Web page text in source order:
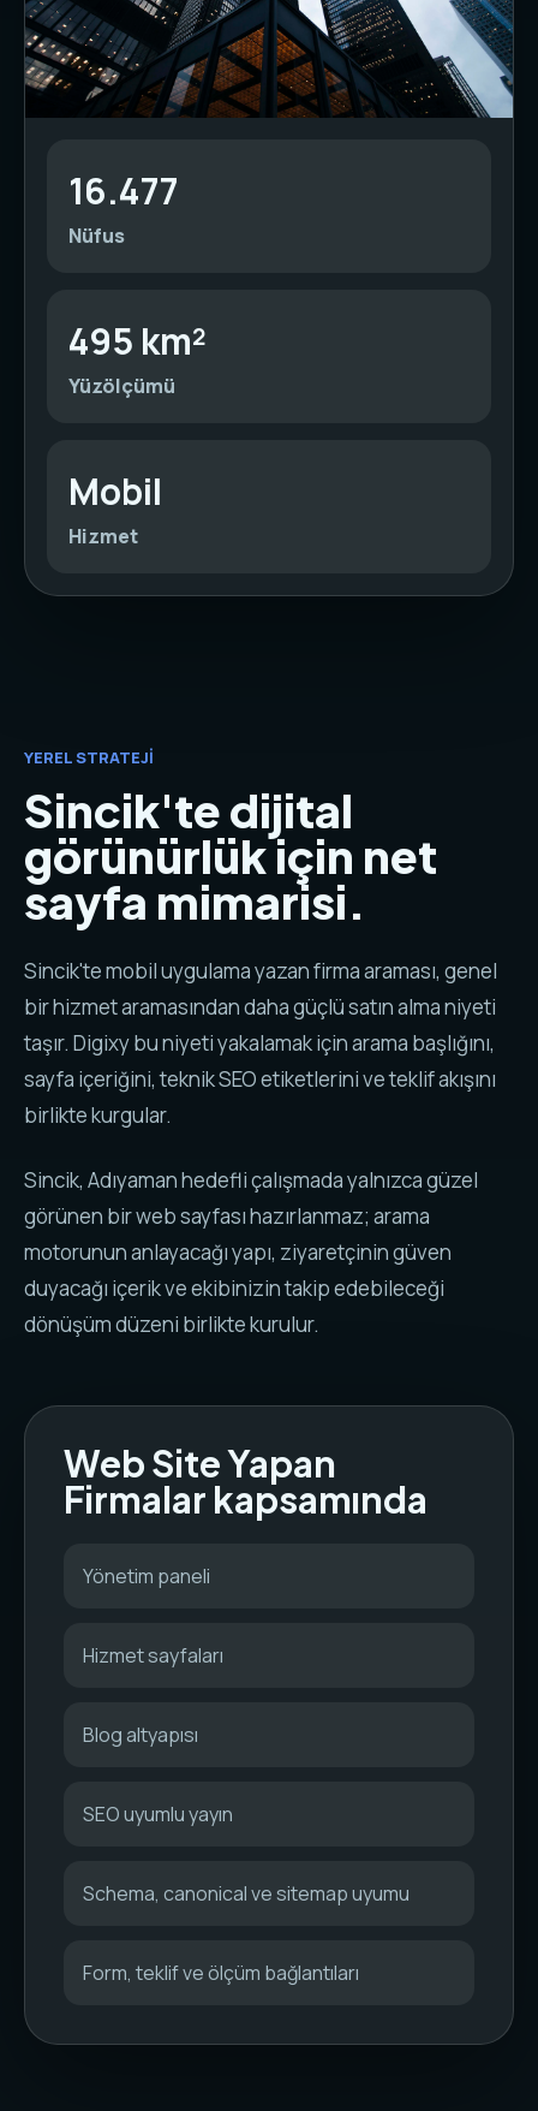
16.477
Nüfus
495 km²
Yüzölçümü
Mobil
Hizmet
YEREL STRATEJI
Sincik'te dijital
görünürlük için net
sayfa mimarisi.
Sincik'te mobil uygulama yazan firma araması, genel
bir hizmet aramasından daha güçlü satın alma niyeti
taşır. Digixy bu niyeti yakalamak için arama başlığını,
sayfa içeriğini, teknik SEO etiketlerini ve teklif akışını
birlikte kurgular.
Sincik, Adıyaman hedefli çalışmada yalnızca güzel
görünen bir web sayfası hazırlanmaz; arama
motorunun anlayacağı yapı, ziyaretçinin güven
duyacağı içerik ve ekibinizin takip edebileceği
dönüşüm düzeni birlikte kurulur.
Web Site Yapan
Firmalar kapsamında
Yönetim paneli
Hizmet sayfaları
Blog altyapısı
SEO uyumlu yayın
Schema, canonical ve sitemap uyumu
Form, teklif ve ölçüm bağlantıları